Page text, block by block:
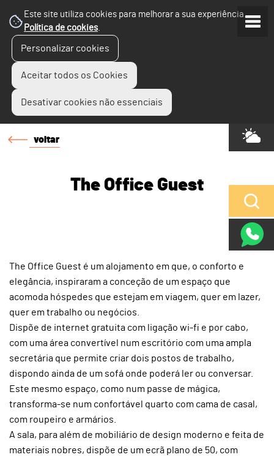
Este site utiliza cookies para melhorar a sua experiência.
Política de cookies.
Personalizar cookies
Aceitar todos os Cookies
Desativar cookies não essenciais
voltar
The Office Guest
The Office Guest é um alojamento em que, o conforto e
elegância, inspiraram a conceção de um espaço que
acomoda hóspedes que estejam em viagem, quer em lazer,
quer em trabalho ou negócios.
Dispõe de internet gratuita com ligação wi-fi e por cabo,
com uma área convertível num escritório com uma ampla
secretária que permite criar dois postos de trabalho,
dispondo ainda de um sofá onde poderá ler ou conversar.
Este mesmo espaço, como num passe de mágica,
transforma-se num confortável quarto com cama de casal,
com roupeiro e armários.
A sala, para além de mobiliário de design moderno e feita de
materiais nobres, dispõe de um ecrã plano de 50, com